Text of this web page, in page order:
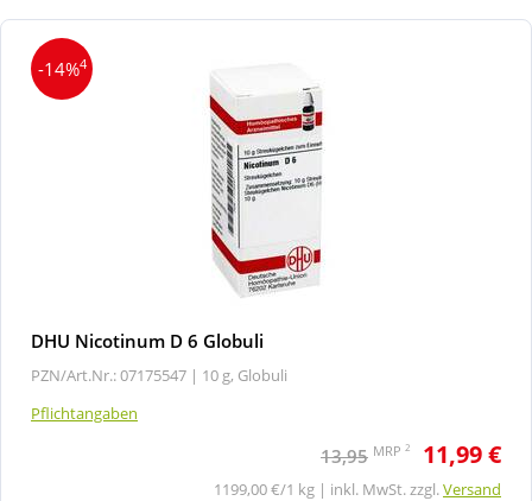
-14%4
DHU Nicotinum D 6 Globuli
PZN/Art.Nr.: 07175547 | 10 g, Globuli
Pflichtangaben
13,95 MRP 2 11,99 €
1199,00 €/1 kg | inkl. MwSt. zzgl.Versand